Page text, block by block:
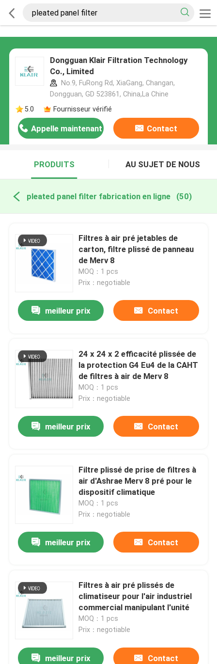
Dongguan Klair Filtration Technology
Co., Limited
No.9, FuRong Rd, XiaGang, Changan,
Dongguan, GD 523861, China,La Chine
5.0
Fournisseur vérifié
Appelle maintenant Contact
PRODUITS AU SUJET DE NOUS
pleated panel filter fabrication en ligne (50)
Filtres à air pré jetables de
carton, filtre plissé de panneau
de Merv 8
MOQ：1 pcs
Prix：negotiable
meilleur prix Contact
24 x 24 x 2 efficacité plissée de
la protection G4 Eu4 de la CAHT
de filtres à air de Merv 8
MOQ：1 pcs
Prix：negotiable
meilleur prix Contact
Filtre plissé de prise de filtres à
air d'Ashrae Merv 8 pré pour le
dispositif climatique
MOQ：1 pcs
Prix：negotiable
meilleur prix Contact
Filtres à air pré plissés de
climatiseur pour l'air industriel
commercial manipulant l'unité
MOQ：1 pcs
Prix：negotiable
meilleur prix Contact